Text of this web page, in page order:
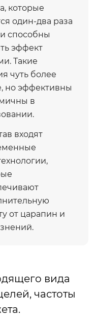
которые
один-два раза
способны
эффект
Такие
чуть более
но эффективны
в
входят
от царапин и
вида
частоты